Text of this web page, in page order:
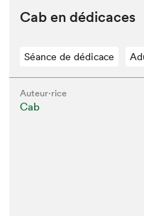
Cab en dédicaces
Séance de dédicace
Auteur·rice
Cab